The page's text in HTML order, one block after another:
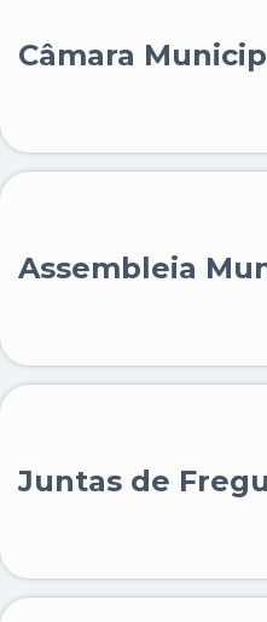
Câmara
Assembleia
Juntas de